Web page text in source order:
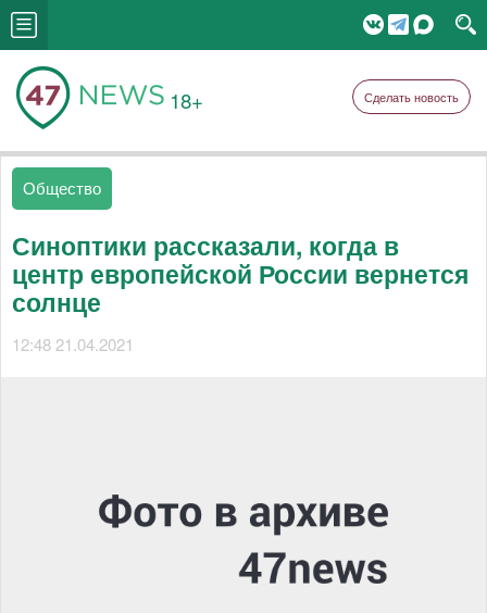
18+ Сделать новость
Общество
Синоптики рассказали, когда в
центр европейской России вернется
солнце
12:48 21.04.2021